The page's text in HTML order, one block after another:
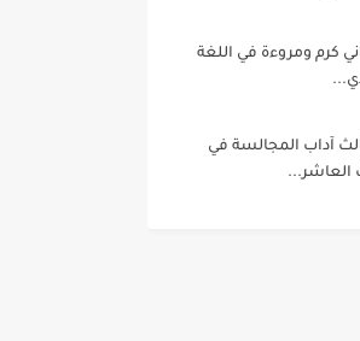
كرم ومروءة في اللغة
آداب المجالسة في
العاشر...